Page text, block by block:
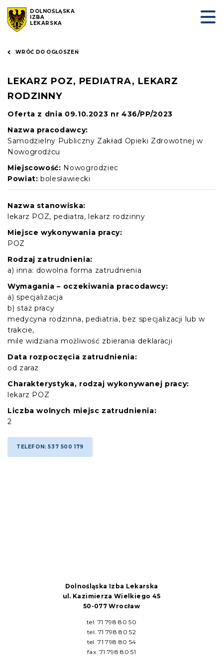
DOLNOŚLĄSKA
IZBA
LEKARSKA
WRÓĆ DO OGŁOSZEŃ
LEKARZ POZ, PEDIATRA, LEKARZ
RODZINNY
Oferta z dnia 09.10.2023 nr 436/PP/2023
Nazwa pracodawcy:
Samodzielny Publiczny Zakład Opieki Zdrowotnej w
Nowogrodźcu
Miejscowość: Nowogrodziec
Powiat: bolesławiecki
Nazwa stanowiska:
lekarz POZ, pediatra, lekarz rodzinny
Miejsce wykonywania pracy:
POZ
Rodzaj zatrudnienia:
a) inna: dowolna forma zatrudnienia
Wymagania – oczekiwania pracodawcy:
a) specjalizacja
b) staż pracy
medycyna rodzinna, pediatria, bez specjalizacji lub w
trakcie,
mile widziana możliwość zbierania deklaracji
Data rozpoczęcia zatrudnienia:
od zaraz
Charakterystyka, rodzaj wykonywanej pracy:
lekarz POZ
Liczba wolnych miejsc zatrudnienia:
2
TELEFON: 537 500 179
Dolnośląska Izba Lekarska
ul. Kazimierza Wielkiego 45
50-077 Wrocław
tel. 71 798 80 50
tel. 71 798 80 52
tel. 71 798 80 54
fax. 71 798 80 51